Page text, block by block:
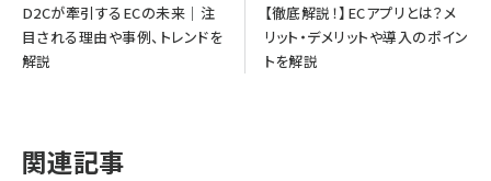
D2Cが牽引するECの未来｜注
目される理由や事例、トレンドを
解説
【徹底解説！】ECアプリとは？メ
リット・デメリットや導入のポイン
トを解説
関連記事